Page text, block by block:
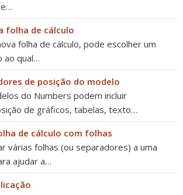
folha de cálculo
folha de cálculo, pode escolher um
ao qual…
de posição do modelo
do Numbers podem incluir
de gráficos, tabelas, texto…
de cálculo com folhas
várias folhas (ou separadores) a uma
ajudar a…